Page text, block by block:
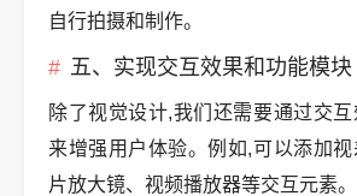
自行拍摄和制作。
五、实现交互效果和功能模块
除了视觉设计,我们还需要通过交
来增强用户体验。例如,可以添加视
片放大镜、视频播放器等交互元素